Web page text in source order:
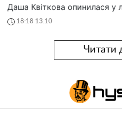
Даша Квіткова опинилася у
18:18 13.10
Читати